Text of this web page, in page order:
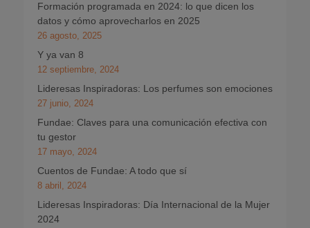
Formación programada en 2024: lo que dicen los
datos y cómo aprovecharlos en 2025
26 agosto, 2025
Y ya van 8
12 septiembre, 2024
Lideresas Inspiradoras: Los perfumes son emociones
27 junio, 2024
Fundae: Claves para una comunicación efectiva con
tu gestor
17 mayo, 2024
Cuentos de Fundae: A todo que sí
8 abril, 2024
Lideresas Inspiradoras: Día Internacional de la Mujer
2024